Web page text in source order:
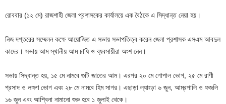
রোববার (১২ মে) রাজশাহী জেলা প্রশাসকের কার্যালয়ে এক বৈঠকে এ সিদ্ধান্ত নেয়া হয়।
নিজ দপ্তরের সম্মেলন কক্ষে আয়োজিত এ সভায় সভাপতিত্ব করেন জেলা প্রশাসক এসএম আবদুল
কাদের। সভায় আম স্থানীয় আম চাষি ও ব্যবসায়ীরা অংশ নেন।
সভায় সিদ্ধান্ত হয়, ১৫ মে নামবে গুটি জাতের আম। এরপর ২০ মে গোপাল ভোগ, ২৫ মে রাণী
প্রসাদ ও লক্ষণ ভোগ এবং ২৮ মে নামবে হিম সাগর। এছাড়া ল্যাংড়া ৬ জুন, আম্রপালি ও ফজলি
১৬ জুন এবং আশ্বিনা নামানো শুরু হবে ১ জুলাই থেকে।